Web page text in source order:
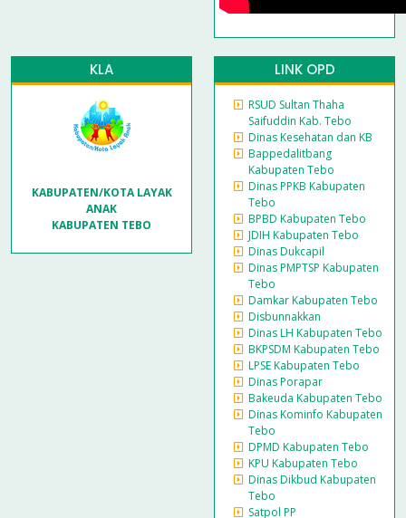
KLA
KABUPATEN/KOTA LAYAK
ANAK
KABUPATEN TEBO
LINK OPD
RSUD Sultan Thaha
Saifuddin Kab. Tebo
Dinas Kesehatan dan KB
Bappedalitbang
Kabupaten Tebo
Dinas PPKB Kabupaten
Tebo
BPBD Kabupaten Tebo
JDIH Kabupaten Tebo
Dinas Dukcapil
Dinas PMPTSP Kabupaten
Tebo
Damkar Kabupaten Tebo
Disbunnakkan
Dinas LH Kabupaten Tebo
BKPSDM Kabupaten Tebo
LPSE Kabupaten Tebo
Dinas Porapar
Bakeuda Kabupaten Tebo
Dinas Kominfo Kabupaten
Tebo
DPMD Kabupaten Tebo
KPU Kabupaten Tebo
Dinas Dikbud Kabupaten
Tebo
Satpol PP